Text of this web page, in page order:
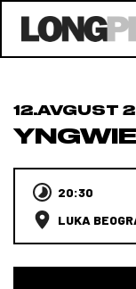
12.AVGUST
20:30
LUKA